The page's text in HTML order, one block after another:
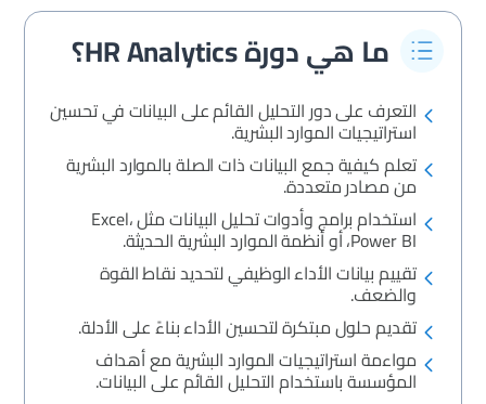
ما هي دورة HR Analytics؟
التعرف على دور التحليل القائم على البيانات في تحسين
استراتيجيات الموارد البشرية.
تعلم كيفية جمع البيانات ذات الصلة بالموارد البشرية
من مصادر متعددة.
استخدام برامج وأدوات تحليل البيانات مثل Excel،
Power BI، أو أنظمة الموارد البشرية الحديثة.
تقييم بيانات الأداء الوظيفي لتحديد نقاط القوة
والضعف.
تقديم حلول مبتكرة لتحسين الأداء بناءً على الأدلة.
مواءمة استراتيجيات الموارد البشرية مع أهداف
المؤسسة باستخدام التحليل القائم على البيانات.